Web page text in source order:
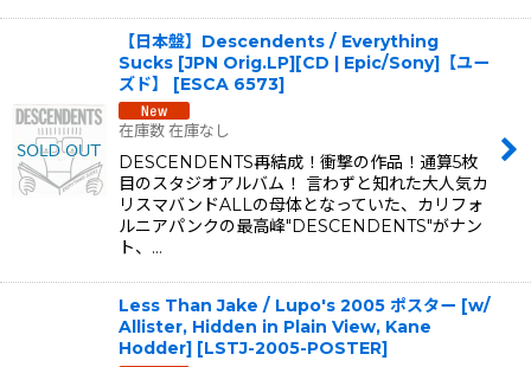
【日本盤】Descendents / Everything
Sucks [JPN Orig.LP][CD | Epic/Sony]【ユー
ズド】
[ESCA 6573]
在庫数 在庫なし
DESCENDENTS再結成！衝撃の作品！通算5枚
目のスタジオアルバム！ 言わずと知れた大人気カ
リスマバンドALLの母体となっていた、カリフォ
ルニアパンクの最高峰"DESCENDENTS"がナン
ト、…
Less Than Jake / Lupo's 2005 ポスター [w/
Allister, Hidden in Plain View, Kane
Hodder] [LSTJ-2005-POSTER]